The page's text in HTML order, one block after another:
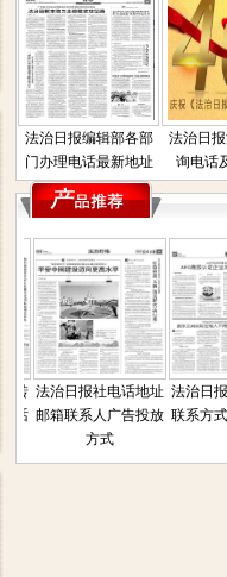
法治日报编辑部各部
门办理电话最新地址
法治日
询电话
法治日报社电话地址
邮箱联系人广告投放
方式
法治日报
联系方式